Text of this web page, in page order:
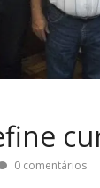
0 comentários